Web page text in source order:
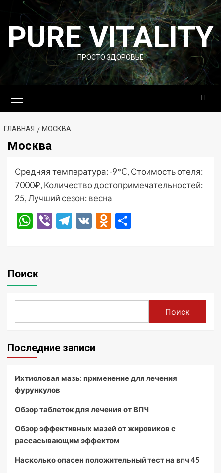
Перейти
содержимому
PURE VITALITY
ПРОСТО ЗДОРОВЬЕ
меню
ГЛАВНАЯ МОСКВА
Москва
Средняя температура: -9°C, Стоимость отеля:
7000₽, Количество достопримечательностей:
25, Лучший сезон: весна
WhatsApp
ViberTelegram
VK Odnoklassniki
Поиск
Поиск
Последние записи
Ихтиоловая мазь: применение для лечения
фурункулов
Обзор таблеток для лечения от ВПЧ
Обзор эффективных мазей от жировиков с
рассасывающим эффектом
Насколько опасен положительный тест на впч 45